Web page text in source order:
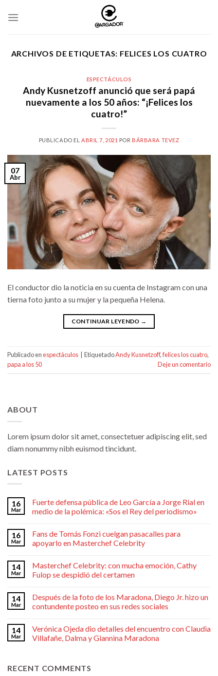
ARCHIVOS DE ETIQUETAS: FELICES LOS CUATRO
ESPECTÁCULOS
Andy Kusnetzoff anunció que será papá
nuevamente a los 50 años: “¡Felices los
cuatro!”
PUBLICADO EL ABRIL 7, 2021 POR BÁRBARA TEVEZ
07
Abr
El conductor dio la noticia en su cuenta de Instagram con una
tierna foto junto a su mujer y la pequeña Helena.
CONTINUAR LEYENDO →
Publicado enespectáculos EtiquetadoAndy Kusnetzoff,felices los cuatro,
papa a los 50
Deje un comentario
ABOUT
Lorem ipsum dolor sit amet, consectetuer adipiscing elit, sed
diam nonummy nibh euismod tincidunt.
LATEST POSTS
16
Mar
Fuerte defensa pública de Leo García a Jorge Rial en
medio de la polémica: «Sos el Rey del periodismo»
16
Mar
Fans de Tomás Fonzi cuelgan pasacalles para
apoyarlo en Masterchef Celebrity
14
Mar
Masterchef Celebrity: con mucha emoción, Cathy
Fulop se despidió del certamen
14
Mar
Después de la foto de los Maradona, Diego Jr. hizo un
contundente posteo en sus redes sociales
14
Mar
Verónica Ojeda dio detalles del encuentro con Claudia
Villafañe, Dalma y Giannina Maradona
RECENT COMMENTS